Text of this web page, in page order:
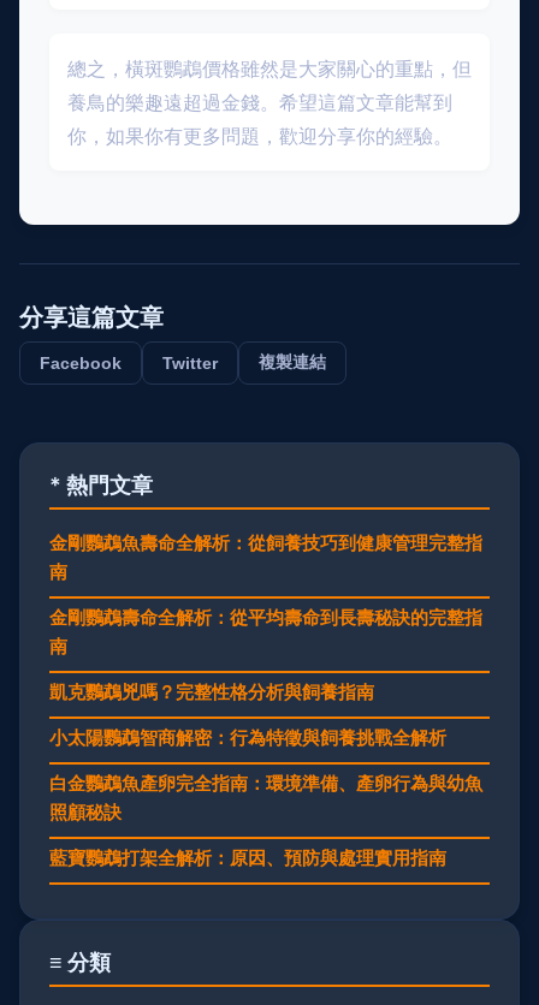
總之，橫斑鸚鵡價格雖然是大家關心的重點，但
養鳥的樂趣遠超過金錢。希望這篇文章能幫到
你，如果你有更多問題，歡迎分享你的經驗。
分享這篇文章
Facebook Twitter 複製連結
* 熱門文章
金剛鸚鵡魚壽命全解析：從飼養技巧到健康管理完整指
南
金剛鸚鵡壽命全解析：從平均壽命到長壽秘訣的完整指
南
凱克鸚鵡兇嗎？完整性格分析與飼養指南
小太陽鸚鵡智商解密：行為特徵與飼養挑戰全解析
白金鸚鵡魚產卵完全指南：環境準備、產卵行為與幼魚
照顧秘訣
藍寶鸚鵡打架全解析：原因、預防與處理實用指南
≡ 分類